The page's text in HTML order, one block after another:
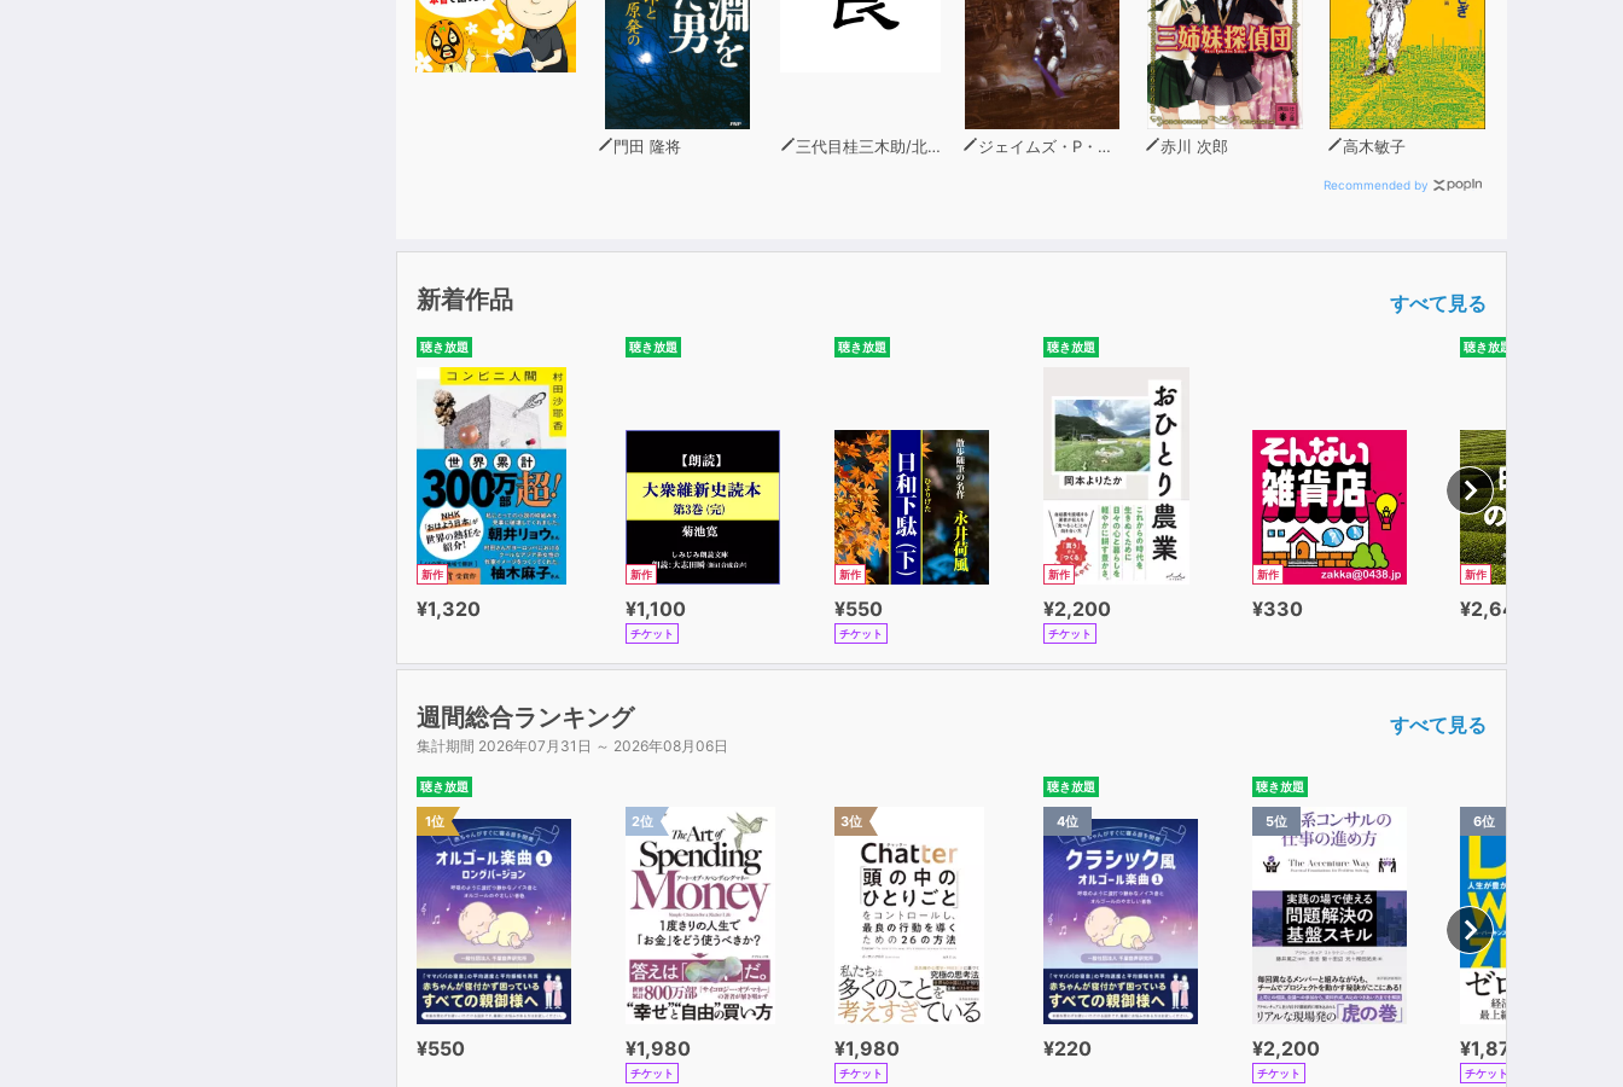
門田 隆将 三代目桂三木助/北大路魯山人/古川緑波/坂口安吾 ジェイムズ・P・ホーガン 赤川 次郎 高木敏子
Recommended by
新着作品 すべて見る
聴き放題
新作
¥1,320
聴き放題
新作
¥1,100
チケット
聴き放題
新作
¥550
チケット
聴き放題
新作
¥2,200
チケット
新作
¥330
聴き放題
新作
¥2,640
週間総合ランキング
集計期間 2026年07月31日 ～ 2026年08月06日
すべて見る
聴き放題
1位
¥550
2位
¥1,980
チケット
3位
¥1,980
チケット
聴き放題
4位
¥220
聴き放題
5位
¥2,200
チケット
6位
¥1,870
チケット